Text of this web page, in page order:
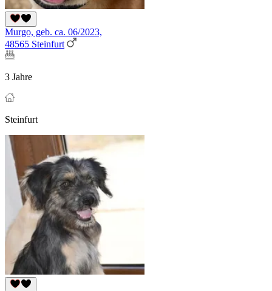
Murgo, geb. ca. 06/2023,
48565 Steinfurt
3 Jahre
Steinfurt